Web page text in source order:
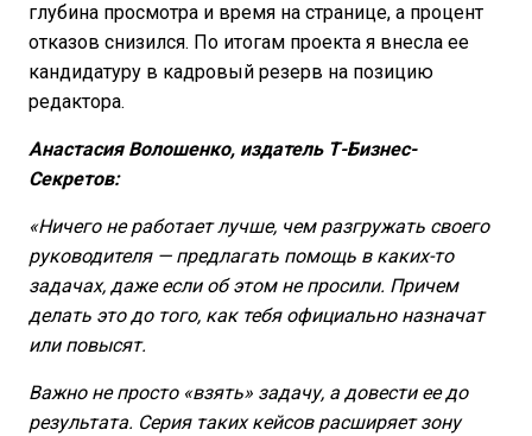
глубина просмотра и время на странице, а процент
отказов снизился. По итогам проекта я внесла ее
кандидатуру в кадровый резерв на позицию
редактора.
Анастасия Волошенко, издатель Т-Бизнес-
Секретов:
«Ничего не работает лучше, чем разгружать своего
руководителя — предлагать помощь в каких-то
задачах, даже если об этом не просили. Причем
делать это до того, как тебя официально назначат
или повысят.
Важно не просто «взять» задачу, а довести ее до
результата. Серия таких кейсов расширяет зону